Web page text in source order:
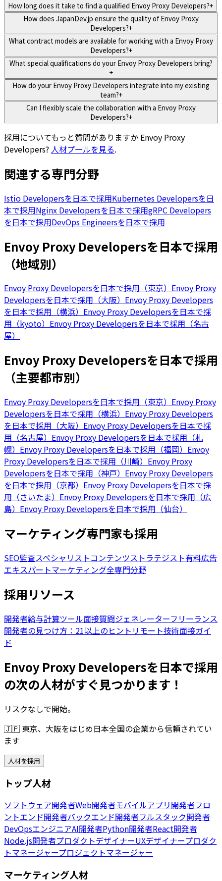
How long does it take to find a qualified Envoy Proxy Developers?+
How does JapanDev.jp ensure the quality of Envoy Proxy
Developers?+
What contract models are available for working with a Envoy Proxy
Developers?+
What special qualifications do your Envoy Proxy Developers bring?
+
How do your Envoy Proxy Developers integrate into my existing
team?+
Can I flexibly scale the collaboration with a Envoy Proxy
Developers?+
採用についてもっと質問がありますか Envoy Proxy
Developers? 人材プールを見る.
関連する専門分野
Istio Developersを日本で採用Kubernetes Developersを日
本で採用Nginx Developersを日本で採用gRPC Developers
を日本で採用DevOps Engineersを日本で採用
Envoy Proxy Developersを日本で採用
（地域別）
Envoy Proxy Developersを日本で採用（東京） Envoy Proxy
Developersを日本で採用（大阪） Envoy Proxy Developers
を日本で採用（横浜） Envoy Proxy Developersを日本で採
用（kyoto） Envoy Proxy Developersを日本で採用（名古
屋）
Envoy Proxy Developersを日本で採用
（主要都市別）
Envoy Proxy Developersを日本で採用（東京） Envoy Proxy
Developersを日本で採用（横浜） Envoy Proxy Developers
を日本で採用（大阪） Envoy Proxy Developersを日本で採
用（名古屋） Envoy Proxy Developersを日本で採用（札
幌） Envoy Proxy Developersを日本で採用（福岡） Envoy
Proxy Developersを日本で採用（川崎） Envoy Proxy
Developersを日本で採用（神戸） Envoy Proxy Developers
を日本で採用（京都） Envoy Proxy Developersを日本で採
用（さいたま） Envoy Proxy Developersを日本で採用（広
島） Envoy Proxy Developersを日本で採用（仙台）
マーケティング専門家も採用
SEO監査スペシャリストコンテンツストラテジスト有料広告
エキスパートマーケティング全専門分野
採用リソース
開発者給与計算ツール面接質問ジェネレーターフリーランス
開発者の見つけ方：21以上のヒント リモート技術面接ガイ
ド
Envoy Proxy Developersを日本で採用
の次の人材がすぐ見つかります！
リスクなしで開始。
🇯🇵 東京、大阪をはじめ日本全国の企業から信頼されてい
ます
人材を採用
トップ人材
ソフトウェア開発者Web開発者モバイルアプリ開発者フロ
ントエンド開発者バックエンド開発者フルスタック開発者
DevOpsエンジニアAI開発者Python開発者React開発者
Node.js開発者プロダクトデザイナーUXデザイナープロダク
トマネージャープロジェクトマネージャー
マーケティング人材